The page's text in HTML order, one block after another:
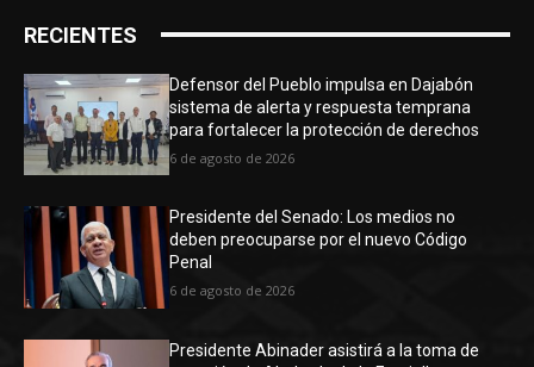
RECIENTES
Defensor del Pueblo impulsa en Dajabón
sistema de alerta y respuesta temprana
para fortalecer la protección de derechos
6 de agosto de 2026
Presidente del Senado: Los medios no
deben preocuparse por el nuevo Código
Penal
6 de agosto de 2026
Presidente Abinader asistirá a la toma de